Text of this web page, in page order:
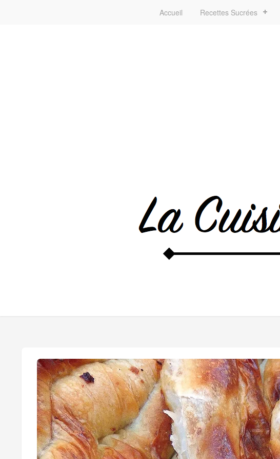
Accueil Recettes Sucrées